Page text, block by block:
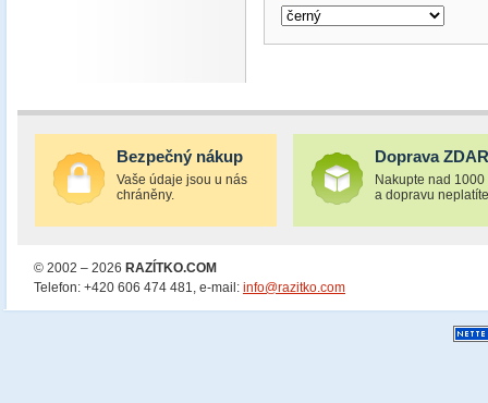
Bezpečný nákup
Vaše údaje jsou u nás
chráněny.
Doprava
Nakupte nad 1000
a dopravu
© 2002 – 2026 RAZÍTKO.COM
Telefon: +420 606 474 481, e-mail: info@razitko.com